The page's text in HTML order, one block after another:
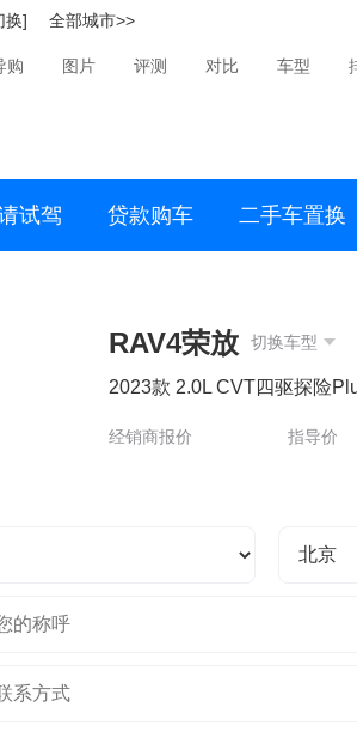
换] 全部城市>>
购 图片 评测 对比 车型
试驾 贷款购车 二手车置换
RAV4荣放 切换车型
2023款 2.0L CVT四驱探险
经销商报价 指导价